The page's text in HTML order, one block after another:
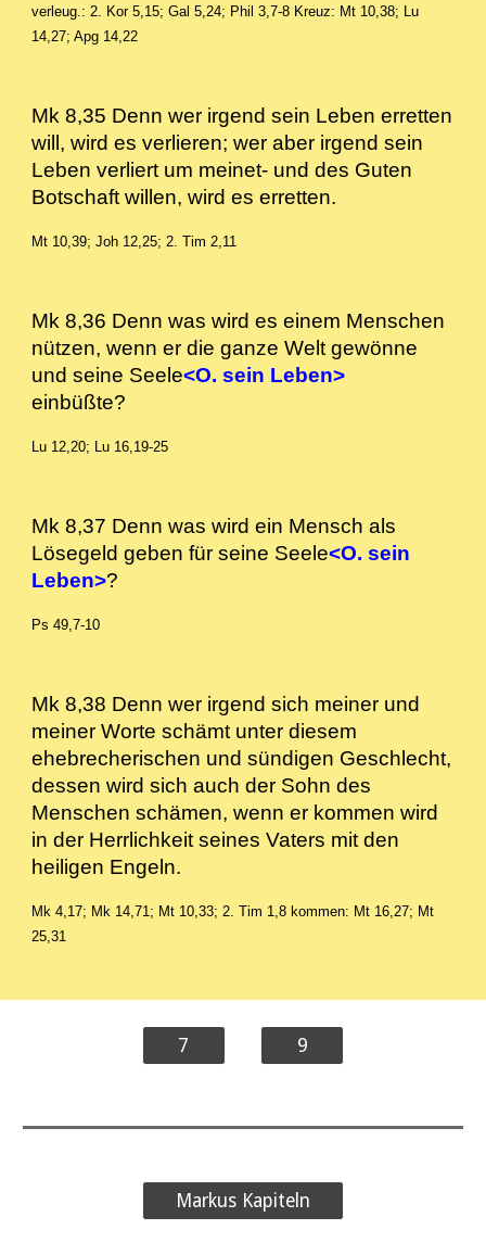
verleug.: 2. Kor 5,15; Gal 5,24; Phil 3,7-8 Kreuz: Mt 10,38; Lu
14,27; Apg 14,22
Mk 8,35 Denn wer irgend sein Leben erretten
will, wird es verlieren; wer aber irgend sein
Leben verliert um meinet- und des Guten
Botschaft willen, wird es erretten.
Mt 10,39; Joh 12,25; 2. Tim 2,11
Mk 8,36 Denn was wird es einem Menschen
nützen, wenn er die ganze Welt gewönne
und seine Seele<O. sein Leben>
einbüßte?
Lu 12,20; Lu 16,19-25
Mk 8,37 Denn was wird ein Mensch als
Lösegeld geben für seine Seele<O. sein
Leben>?
Ps 49,7-10
Mk 8,38 Denn wer irgend sich meiner und
meiner Worte schämt unter diesem
ehebrecherischen und sündigen Geschlecht,
dessen wird sich auch der Sohn des
Menschen schämen, wenn er kommen wird
in der Herrlichkeit seines Vaters mit den
heiligen Engeln.
Mk 4,17; Mk 14,71; Mt 10,33; 2. Tim 1,8 kommen: Mt 16,27; Mt
25,31
7 9
Markus Kapiteln